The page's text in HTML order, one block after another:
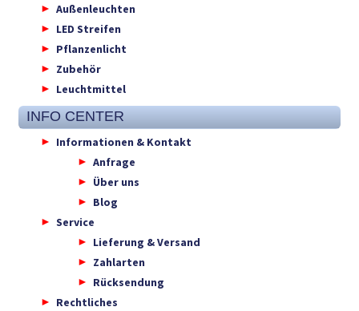
Außenleuchten
LED Streifen
Pflanzenlicht
Zubehör
Leuchtmittel
INFO CENTER
Informationen & Kontakt
Anfrage
Über uns
Blog
Service
Lieferung & Versand
Zahlarten
Rücksendung
Rechtliches